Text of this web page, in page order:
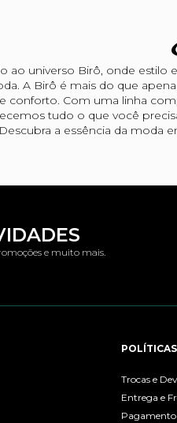
ao universo Birô, onde estilo
A Birô é mais do que
conforto. Com uma linha
tudo o que você
a essência da moda
e muito mais.
POLÍTICAS
Trocas e
Entrega e
Pagamento